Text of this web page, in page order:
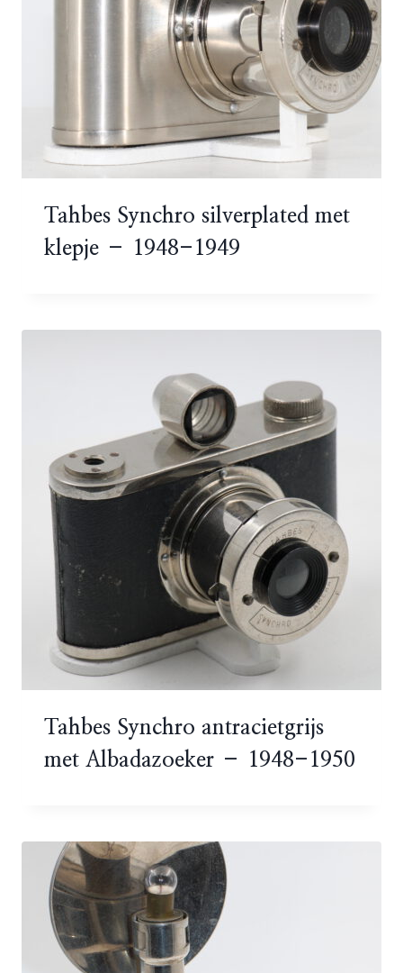
Tahbes Synchro silverplated met
klepje – 1948-1949
Tahbes Synchro antracietgrijs
met Albadazoeker – 1948-1950